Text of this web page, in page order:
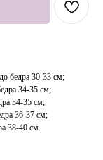
бедра 30-33 см;
34-35 см;
34-35 см;
36-37 см;
38-40 см.